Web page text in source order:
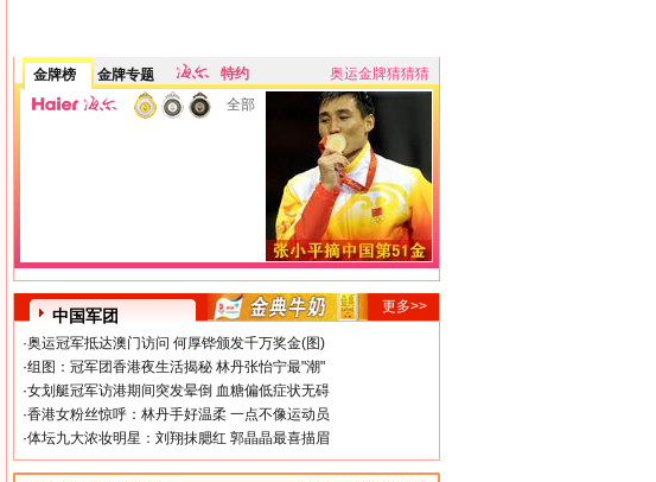
金牌榜 金牌专题 特约
奥运金牌猜猜猜
全部
中国军团
更多>>
·奥运冠军抵达澳门访问 何厚铧颁发千万奖金(图)
·组图：冠军团香港夜生活揭秘 林丹张怡宁最"潮"
·女划艇冠军访港期间突发晕倒 血糖偏低症状无碍
·香港女粉丝惊呼：林丹手好温柔 一点不像运动员
·体坛九大浓妆明星：刘翔抹腮红 郭晶晶最喜描眉